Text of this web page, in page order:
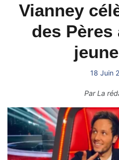
Vianney
des Pères
18 Juin
ParLa